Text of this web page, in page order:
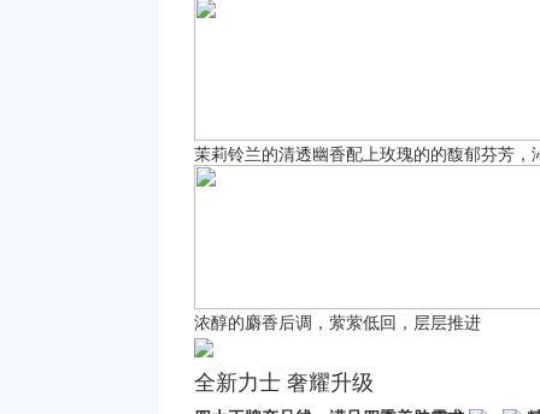
茉莉铃兰的清透幽香配上玫瑰的的馥郁芬芳，
浓醇的麝香后调，萦萦低回，层层推进
全新力士 奢耀升级